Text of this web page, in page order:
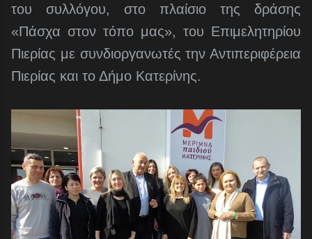
του συλλόγου, στο πλαίσιο της δράσης
«Πάσχα στον τόπο μας», του Επιμελητηρίου
Πιερίας με συνδιοργανωτές την Αντιπεριφέρεια
Πιερίας και το Δήμο Κατερίνης.